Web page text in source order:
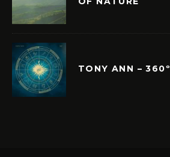
TONY ANN – 360º